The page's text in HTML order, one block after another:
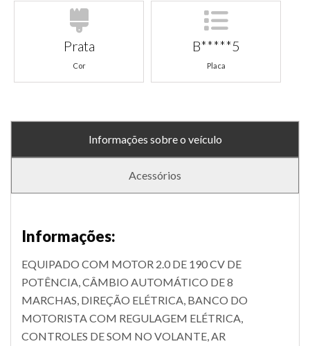
Prata
Cor
B*****5
Placa
Informações sobre o veículo
Acessórios
Informações:
EQUIPADO COM MOTOR 2.0 DE 190 CV DE
POTÊNCIA, CÂMBIO AUTOMÁTICO DE 8
MARCHAS, DIREÇÃO ELÉTRICA, BANCO DO
MOTORISTA COM REGULAGEM ELÉTRICA,
CONTROLES DE SOM NO VOLANTE, AR